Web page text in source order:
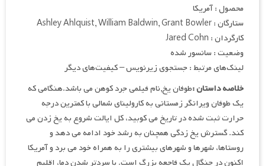
محصول : آمریکا
ستارگان : Ashley Ahlquist, William Baldwin, Grant Bowler
کارگردان : Jared Cohn
وضعیت : سانسور شده
لینک‌های مرتبط : جستجوی زیرنویس – کیفیت‌های دیگر
خلاصه داستان :طوفان یخ,نام فیلمی جرد کوهن می باشد.هنگامی که
یک طوفان ویرانگر زمستانی به کارولینای شمالی با کمترین درجه
حرارت ثبت شده در تاریخ می کوبید، کل ایالت شروع به یخ زدن می
کند. گسترش یخ زدگی همچنان به رشد خود ادامه می دهد و
روستاها، شهرها و شهرهای بیشتری را به همراه خود می برد و آمریکا
اکنون در چنگال یک فاجعه بزرگ است. با سردتر شدن دما، اقلیم